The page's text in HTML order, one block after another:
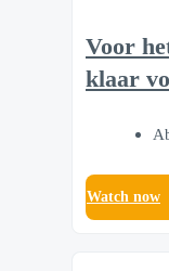
Voor
klaar
Watch now